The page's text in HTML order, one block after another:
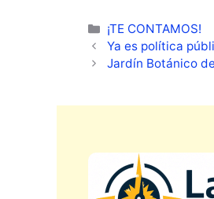
Categorías
¡TE CONTAMOS!
Ya es política
Jardín Botánico